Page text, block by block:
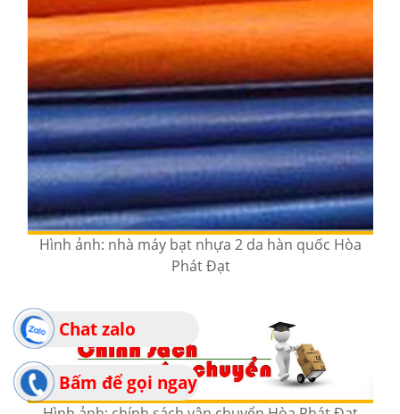
Hình ảnh: nhà máy bạt nhựa 2 da hàn quốc Hòa
Phát Đạt
Bấm để gọi ngay
Chat zalo